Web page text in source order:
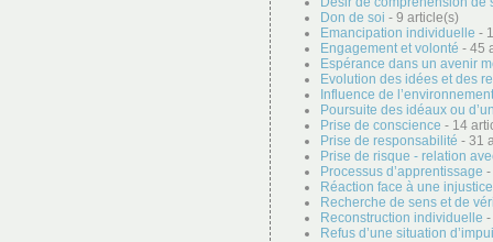
Don de soi - 9 article(s)
Emancipation individuelle -
Engagement et volonté - 45
Espérance dans un avenir
Evolution des idées et des
Influence de
Poursuite des idéaux ou
Prise de conscience - 14
Prise de responsabilité - 31
Prise de risque - relation
Processus d’apprentissage -
Réaction face à une injustice
Recherche de sens et de
Reconstruction individuelle -
Refus d’une situation